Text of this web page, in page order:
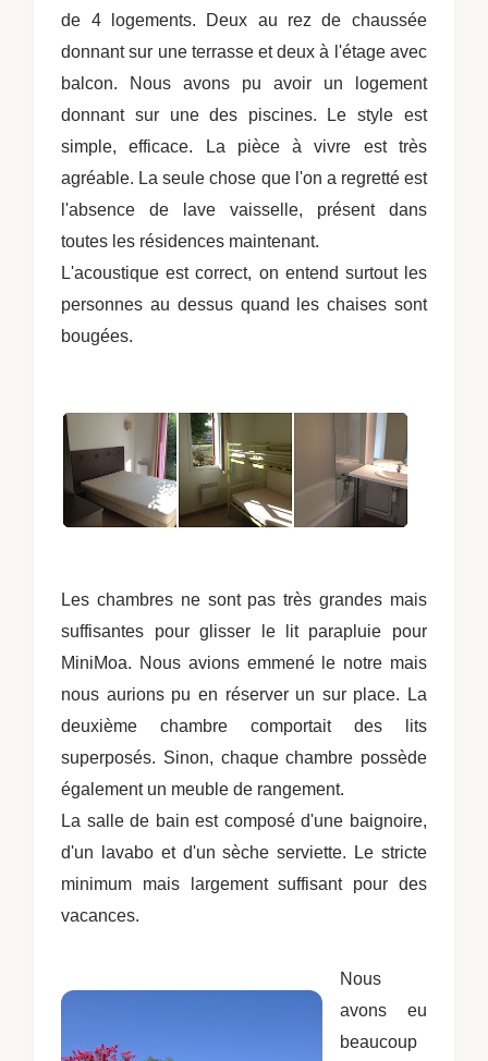
de 4 logements. Deux au rez de chaussée
donnant sur une terrasse et deux à l'étage avec
balcon. Nous avons pu avoir un logement
donnant sur une des piscines. Le style est
simple, efficace. La pièce à vivre est très
agréable. La seule chose que l'on a regretté est
l'absence de lave vaisselle, présent dans
toutes les résidences maintenant.
L'acoustique est correct, on entend surtout les
personnes au dessus quand les chaises sont
bougées.
Les chambres ne sont pas très grandes mais
suffisantes pour glisser le lit parapluie pour
MiniMoa. Nous avions emmené le notre mais
nous aurions pu en réserver un sur place. La
deuxième chambre comportait des lits
superposés. Sinon, chaque chambre possède
également un meuble de rangement.
La salle de bain est composé d'une baignoire,
d'un lavabo et d'un sèche serviette. Le stricte
minimum mais largement suffisant pour des
vacances.
Nous
avons eu
beaucoup